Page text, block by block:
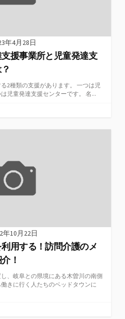
年4月28日
援事業所と児童発達支
2種類の支援があります。 一つは児
児童発達支援センターです。 名...
年10月22日
用する！訪問介護のメ
！
、岐阜との県境にある木曽川の南側
きに行く人たちのベッドタウンに